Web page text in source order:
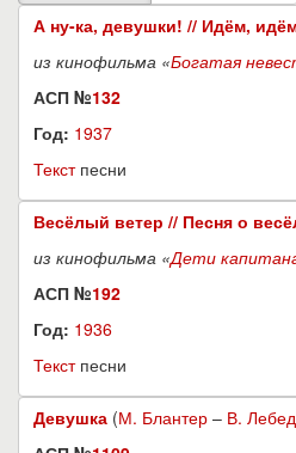
А ну-ка, девушки! // Идём,
из кинофильма «Богатая
АСП №132
Год: 1937
Текстпесни
Весёлый ветер // Песня о
из кинофильма «Дети
АСП №192
Год: 1936
Текстпесни
Девушка (М. Блантер – В.